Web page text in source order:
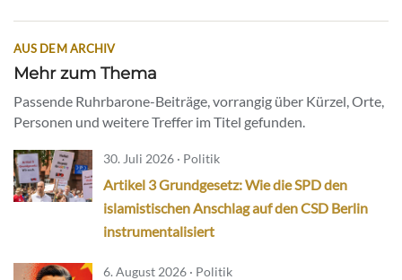
AUS DEM ARCHIV
Mehr zum Thema
Passende Ruhrbarone-Beiträge, vorrangig über Kürzel, Orte,
Personen und weitere Treffer im Titel gefunden.
30. Juli 2026 · Politik
Artikel 3 Grundgesetz: Wie die SPD den
islamistischen Anschlag auf den CSD Berlin
instrumentalisiert
6. August 2026 · Politik